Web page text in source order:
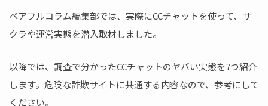
ペアフルコラム編集部では、実際にCCチャットを使って、サ
クラや運営実態を潜入取材しました。
以降では、調査で分かったCCチャットのヤバい実態を7つ紹介
します。危険な詐欺サイトに共通する内容なので、参考にして
ください。